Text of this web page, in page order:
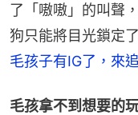
了「嗷嗷」的叫聲
狗只能將目光鎖定
毛孩子有IG了，來
毛孩拿不到想要的